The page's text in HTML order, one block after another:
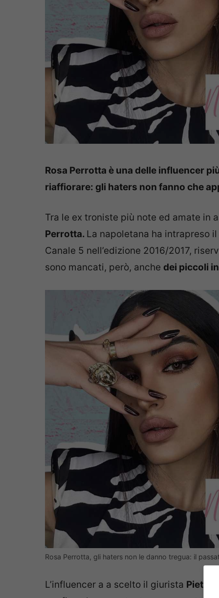
Rosa Perrotta è una delle influencer
riaffiorare: gli haters non fanno che
Tra le ex troniste più note ed amate in
Perrotta. La napoletana ha intrapreso
Canale 5 nell’edizione 2016/2017,
sono mancati, però, anche dei piccoli
Rosa Perrotta, gli haters non le danno tregua: il
L’influencer a a scelto il giurista Pietro